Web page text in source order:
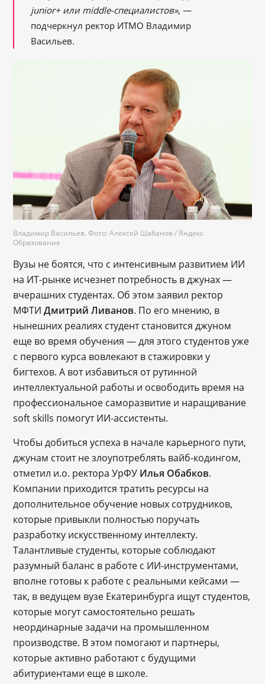
junior+ или middle-специалистов», —
подчеркнул ректор ИТМО Владимир
Васильев.
Владимир Васильев. Фото: Алексей Шабанов / Яндекс
Образование
Вузы не боятся, что с интенсивным развитием ИИ
на ИТ-рынке исчезнет потребность в джунах —
вчерашних студентах. Об этом заявил ректор
МФТИДмитрий Ливанов. По его мнению, в
нынешних реалиях студент становится джуном
еще во время обучения — для этого студентов уже
с первого курса вовлекают в стажировки у
бигтехов. А вот избавиться от рутинной
интеллектуальной работы и освободить время на
профессиональное саморазвитие и наращивание
soft skills помогут ИИ-ассистенты.
Чтобы добиться успеха в начале карьерного пути,
джунам стоит не злоупотреблять вайб-кодингом,
отметил и.о. ректора УрФУ Илья Обабков.
Компании приходится тратить ресурсы на
дополнительное обучение новых сотрудников,
которые привыкли полностью поручать
разработку искусственному интеллекту.
Талантливые студенты, которые соблюдают
разумный баланс в работе с ИИ-инструментами,
вполне готовы к работе с реальными кейсами —
так, в ведущем вузе Екатеринбурга ищут студентов,
которые могут самостоятельно решать
неординарные задачи на промышленном
производстве. В этом помогают и партнеры,
которые активно работают с будущими
абитуриентами еще в школе.